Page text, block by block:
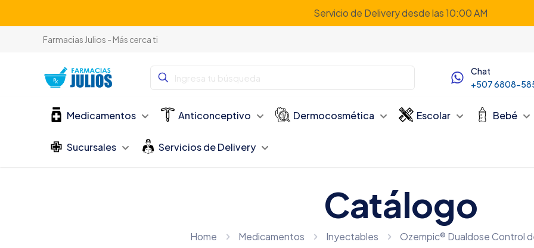
Servicio de Delivery desde las 10:00 AM
Farmacias Julios - Más cerca ti
Chat
+507 6808-
Medicamentos Anticonceptivo Dermocosmética Escolar Bebé
Sucursales Servicios de Delivery
Catálogo
Home Medicamentos Inyectables Ozempic® Dualdose Control